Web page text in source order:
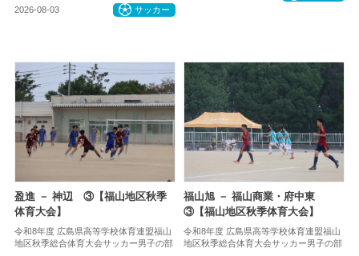
2026-08-03 サッカー
盈進 － 神辺 ③【福山地区秋季
体育大会】
令和8年度 広島県高等学校体育連盟福山
地区秋季総合体育大会サッカー男子の部
福山旭 － 福山商業・府中東
③【福山地区秋季体育大会】
令和8年度 広島県高等学校体育連盟福山
地区秋季総合体育大会サッカー男子の部